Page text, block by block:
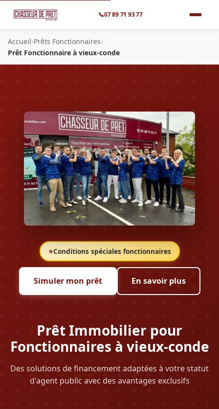
📞07 89 71 93 77
Accueil›Prêts Fonctionnaires›
Prêt Fonctionnaire à vieux-conde
⭐Conditions spéciales fonctionnaires
Prêt Immobilier pour
Fonctionnaires à vieux-conde
Des solutions de financement adaptées à votre statut
d'agent public avec des avantages exclusifs
Simuler mon prêt En savoir plus